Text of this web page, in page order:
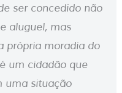
ser concedido não
aluguel, mas
própria moradia do
um cidadão que
uma situação